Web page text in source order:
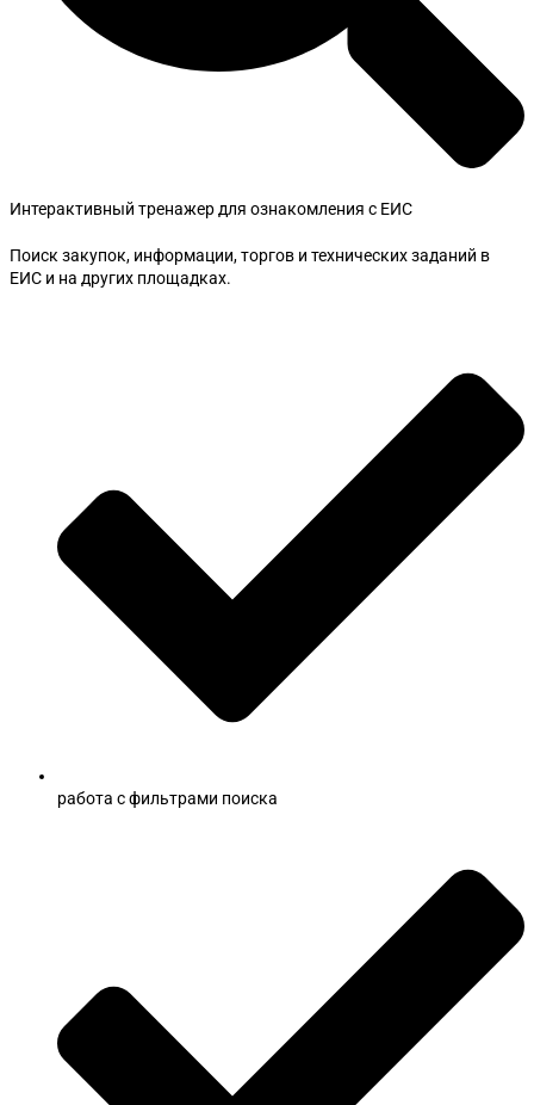
Интерактивный тренажер для ознакомления с ЕИС
Поиск закупок, информации, торгов и технических заданий в
ЕИС и на других площадках.
работа с фильтрами поиска